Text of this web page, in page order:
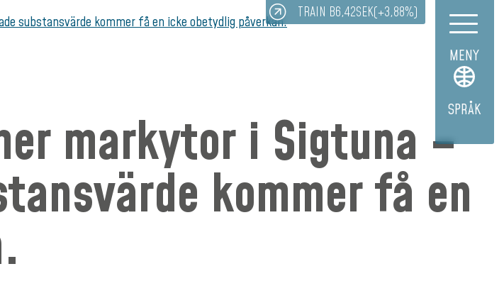
TRAIN B6,42SEK(+3,88%)
MENY
SPRÅK
substansvärde kommer få en icke obetydlig påverkan.
markytor i Sigtuna –
kommer få en